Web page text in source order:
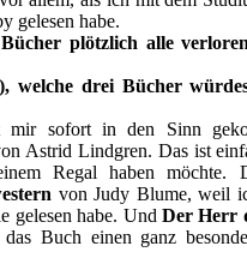
gelesen habe.
plötzlich alle
welche drei Bücher
sofort in den Sinn
Astrid Lindgren. Das ist
Regal haben möchte.
von Judy Blume, weil
gelesen habe. Und Der Herr
Buch einen ganz